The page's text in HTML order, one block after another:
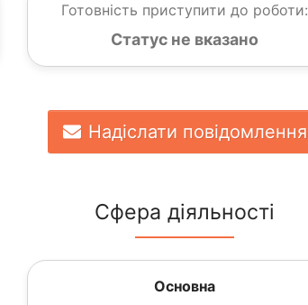
Готовність приступити до роботи:
Статус не вказано
Надіслати повідомлення
Сфера діяльності
Основна